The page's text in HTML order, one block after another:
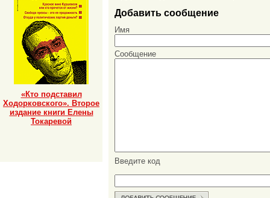
Добавить сообщение
Имя
Сообщение
Введите код
«Кто подставил
Ходорковского». Второе
издание книги Елены
Токаревой